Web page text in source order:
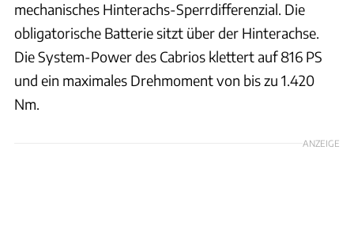
mechanisches Hinterachs-Sperrdifferenzial. Die
obligatorische Batterie sitzt über der Hinterachse.
Die System-Power des Cabrios klettert auf 816 PS
und ein maximales Drehmoment von bis zu 1.420
Nm.
ANZEIGE